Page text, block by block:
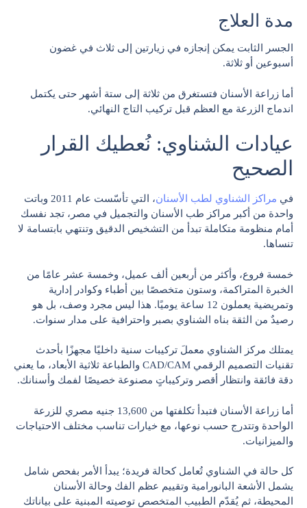
مدة العلاج
الجسر الثابت يمكن إنجازه في زيارتين إلى ثلاث في غضون
أسبوعين أو ثلاثة.
أما زراعة الأسنان فتستغرق من ثلاثة إلى ستة أشهر حتى يكتمل
اندماج الزرعة مع العظم قبل تركيب التاج النهائي.
عيادات الشناوي: نُعطيك القرار
الصحيح
في مراكز الشناوي لطب الأسنان
، التي تأسّست عام 2011 وباتت
واحدة من أكبر مراكز طب الأسنان والتجميل في مصر، تجد نفسك
أمام منظومة متكاملة تبدأ من التشخيص الدقيق وتنتهي بابتسامة لا
تنساها.
خمسة فروع، وأكثر من أربعين ألف عميل، وخمسة عشر عامًا من
الخبرة المتراكمة، وستون متخصصًا بين أطباء وكوادر إدارية
وتمريضية يعملون 12 ساعة يوميًا. هذا ليس مجرد وصف، بل هو
رصيدٌ من الثقة بناه الشناوي بصبر واحترافية على مدار سنوات.
يمتلك مركز الشناوي معملَ تركيبات سنية داخليًا مجهزًا بأحدث
تقنيات التصميم الرقمي CAD/CAM والطباعة ثلاثية الأبعاد، ما يعني
دقة فائقة وانتظار أقصر وتركيباتٍ مصنوعة خصيصًا لفمك وأسنانك.
أما زراعة الأسنان فتبدأ تكلفتها من 13,600 جنيه مصري للزرعة
الواحدة وتتدرج حسب نوعها، مع خيارات تناسب مختلف الاحتياجات
والميزانيات.
كل حالة في الشناوي تُعامل كحالة فريدة؛ يبدأ الأمر بفحص شامل
يشمل الأشعة البانورامية وتقييم عظم الفك وحالة الأسنان
المحيطة، ثم يُقدّم الطبيب المتخصص توصيته المبنية على بياناتك